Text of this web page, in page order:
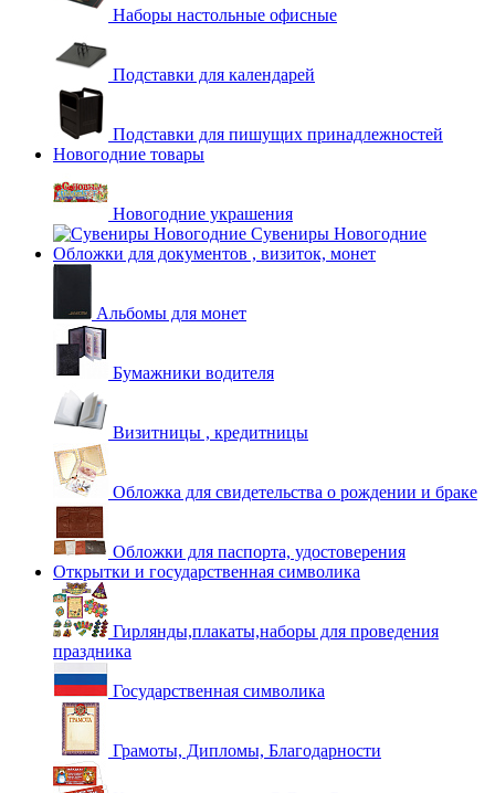
Наборы настольные офисные
Подставки для календарей
Подставки для пишущих принадлежностей
Новогодние товары
Новогодние украшения
Сувениры Новогодние
Обложки для документов , визиток, монет
Альбомы для монет
Бумажники водителя
Визитницы , кредитницы
Обложка для свидетельства о рождении и браке
Обложки для паспорта, удостоверения
Открытки и государственная символика
Гирлянды,плакаты,наборы для проведения
праздника
Государственная символика
Грамоты, Дипломы, Благодарности